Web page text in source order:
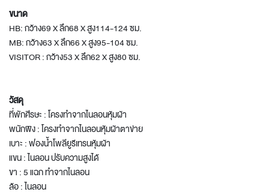
ขนาด
HB: กว้าง69 X ลึก68 X สูง114-124 ซม.
MB: กว้าง63 X ลึก66 X สูง95-104 ซม.
VISITOR : กว้าง53 X ลึก62 X สูง80 ซม.
วัสดุ
ที่พักศีรษะ : โครงทำจากไนลอนหุ้มผ้า
พนักพิง : โครงทำจากไนลอนหุ้มผ้าตาข่าย
เบาะ : ฟองน้ำโพลียูรีเทรนหุ้มผ้า
แขน : ไนลอน ปรับความสูงได้
ขา : 5 แฉก ทำจากไนลอน
ล้อ : ไนลอน